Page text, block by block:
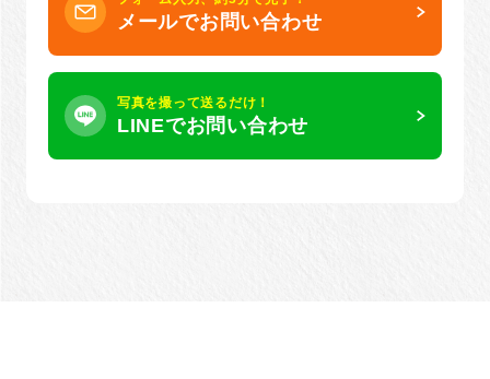
メールでお問い合わせ
写真を撮って送るだけ！
LINEでお問い合わせ